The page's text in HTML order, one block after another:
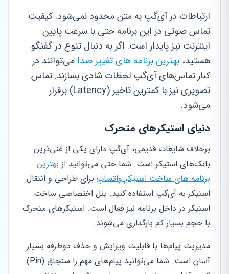
ارتباطات در آی‌گپ به متن محدود نمی‌شود. کیفیت
تماس صوتی در این برنامه حتی با سرعت پایین
اینترنت نیز پایدار است. اگر به دنبال تنوع در گفتگو
هستید، بهترین برنامه های تغییر صدامی‌توانند در
کنار تماس‌های آی‌گپ لحظات شادی بسازند. تماس
تصویری نیز با کمترین تاخیر (Latency) برقرار
می‌شود.
دنیای استیکرهای متحرک
برخلاف شایعات قدیمی، آی‌گپ دارای یکی از غنی‌ترین
بانک‌های استیکر است. شما حتی می‌توانید از بهترین
برنامه های ساخت استیکر واتساپ برای طراحی و انتقال
استیکر به آی‌گپ استفاده کنید. پنل اختصاصی ساخت
استیکر در داخل برنامه نیز فعال است. استیکرهای متحرک
با حجم بسیار کم بارگذاری می‌شوند.
مدیریت پیام‌ها با قابلیت ویرایش و حذف دوطرفه بسیار
آسان است. شما می‌توانید پیام‌های مهم را سنجاق (Pin)